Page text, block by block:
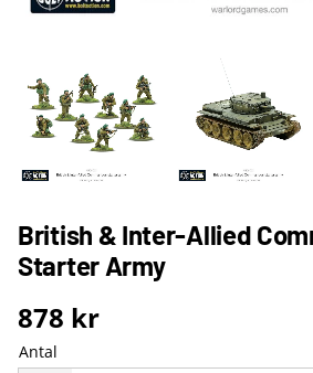
British & Inter-Allied
Starter Army
878 kr
Antal